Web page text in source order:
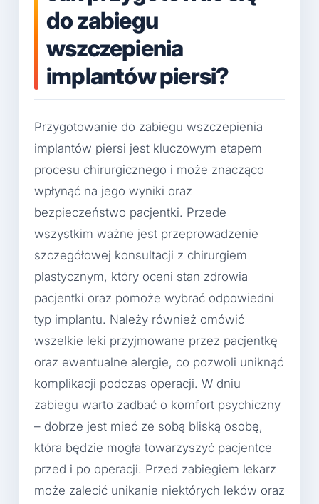
do zabiegu
wszczepienia
implantów piersi?
Przygotowanie do zabiegu wszczepienia
implantów piersi jest kluczowym etapem
procesu chirurgicznego i może znacząco
wpłynąć na jego wyniki oraz
bezpieczeństwo pacjentki. Przede
wszystkim ważne jest przeprowadzenie
szczegółowej konsultacji z chirurgiem
plastycznym, który oceni stan zdrowia
pacjentki oraz pomoże wybrać odpowiedni
typ implantu. Należy również omówić
wszelkie leki przyjmowane przez pacjentkę
oraz ewentualne alergie, co pozwoli uniknąć
komplikacji podczas operacji. W dniu
zabiegu warto zadbać o komfort psychiczny
– dobrze jest mieć ze sobą bliską osobę,
która będzie mogła towarzyszyć pacjentce
przed i po operacji. Przed zabiegiem lekarz
może zalecić unikanie niektórych leków oraz